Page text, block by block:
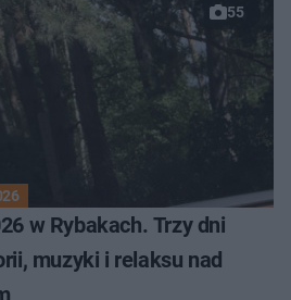
55
w Rybakach. Trzy dni
muzyki i relaksu nad